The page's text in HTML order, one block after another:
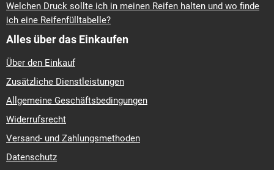
Welchen Druck sollte ich in meinen Reifen halten und wo finde
ich eine Reifenfülltabelle?
Alles über das Einkaufen
Über den Einkauf
Zusätzliche Dienstleistungen
Allgemeine Geschäftsbedingungen
Widerrufsrecht
Versand- und Zahlungsmethoden
Datenschutz